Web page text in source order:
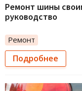
Ремонт шины
руководство
Ремонт
Подробнее